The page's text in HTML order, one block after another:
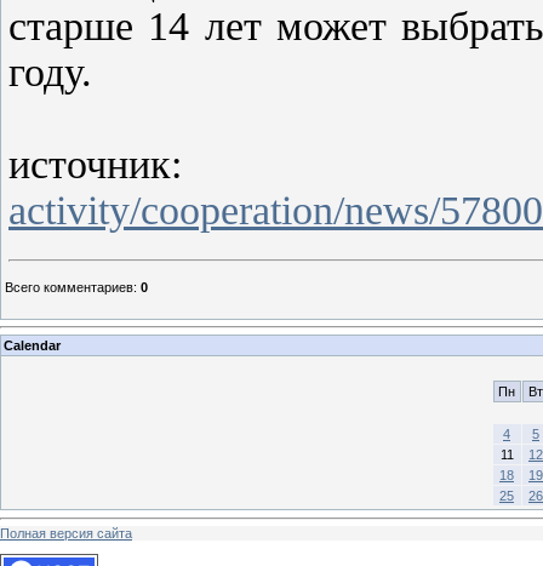
старше 14 лет может
году.
activity/cooperation/news/
Всего комментариев: 0
Calendar
Пн Вт
4
5
11
12
18
19
25
26
Полная версия сайта